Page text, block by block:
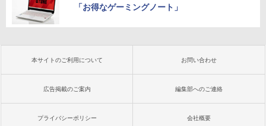
「お得なゲーミングノート」
本サイトのご利用について お問い合わせ
広告掲載のご案内 編集部へのご連絡
プライバシーポリシー 会社概要